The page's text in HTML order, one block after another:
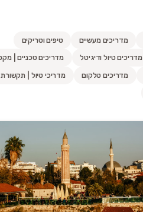
מדריכים מעשיים
טיפים וטריקים
מדריכים טיול ודיגיטל
מדריכים טכניים |
מדריכים טלקום
מדריכי טיול |